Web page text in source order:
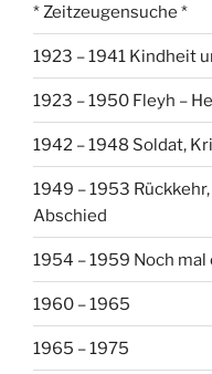
* Zeitzeugensuche *
1923 – 1941 Kindheit
1923 – 1950 Fleyh –
1942 – 1948 Soldat,
1949 – 1953
Abschied
1954 – 1959 Noch
1960 – 1965
1965 – 1975